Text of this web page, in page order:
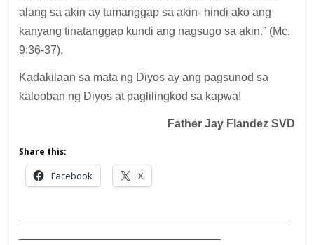
alang sa akin ay tumanggap sa akin- hindi ako ang
kanyang tinatanggap kundi ang nagsugo sa akin.” (Mc.
9:36-37).
Kadakilaan sa mata ng Diyos ay ang pagsunod sa
kalooban ng Diyos at paglilingkod sa kapwa!
Father Jay Flandez SVD
Share this:
Facebook X